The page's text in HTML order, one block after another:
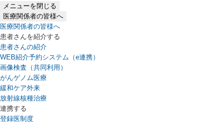
（新しいタブで開きます）
メニューを閉じる
医療関係者の皆様へ
医療関係者の皆様へ
患者さんを紹介する
患者さんの紹介
WEB紹介予約システム（e連携）
（新しいタブで開きます）
画像検査（共同利用）
がんゲノム医療
緩和ケア外来
放射線核種治療
連携する
登録医制度